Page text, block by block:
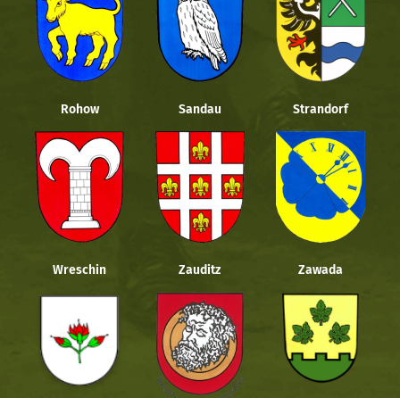
Rohow Sandau Strandorf
Wreschin Zauditz Zawada